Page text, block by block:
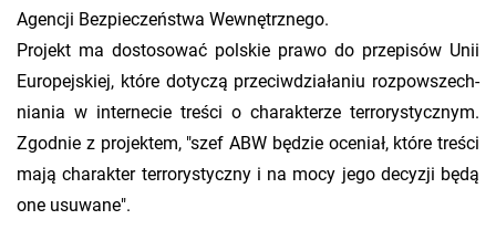
Agen­cji Bez­pie­czeń­stwa We­wnętrz­ne­go.
Pro­jekt ma do­sto­so­wać pol­skie prawo do prze­pi­sów Unii
Eu­ro­pej­skiej, które do­ty­czą prze­ciw­dzia­ła­niu roz­po­wszech­
nia­nia w in­ter­ne­cie tre­ści o cha­rak­te­rze ter­ro­ry­stycz­nym.
Zgod­nie z pro­jek­tem, "szef ABW bę­dzie oce­niał, które tre­ści
mają cha­rak­ter ter­ro­ry­stycz­ny i na mocy jego de­cy­zji będą
one usu­wa­ne".